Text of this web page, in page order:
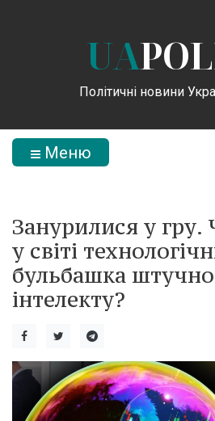
UA
Політичні новини
Меню
Занурилися у
у світі
бульбашка
інтелекту?